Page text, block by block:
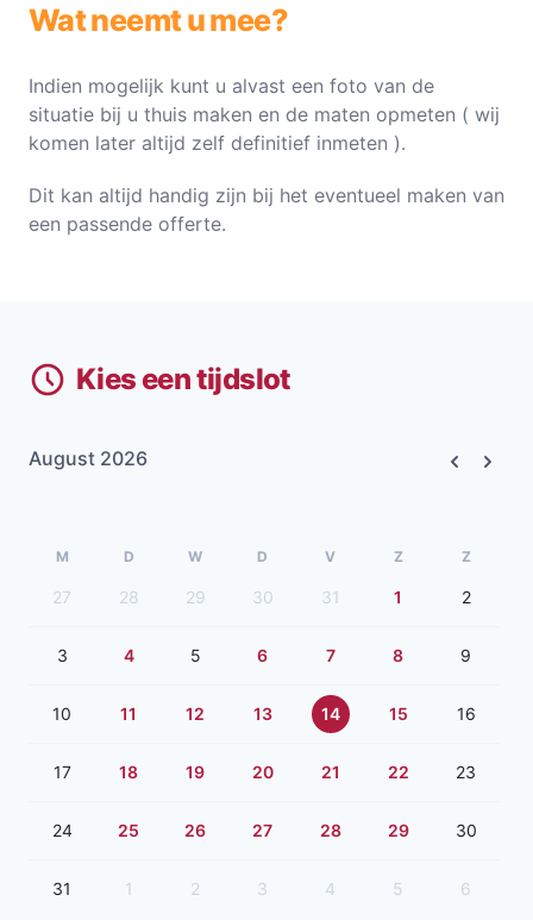
Wat neemt u mee?
Indien mogelijk kunt u alvast een foto van de
situatie bij u thuis maken en de maten opmeten ( wij
komen later altijd zelf definitief inmeten ).
Dit kan altijd handig zijn bij het eventueel maken van
een passende offerte.
Kies een tijdslot
August 2026
M D W D V Z Z
27 28 29 30 31 1 2
3 4 5 6 7 8 9
10 11 12 13 14 15 16
17 18 19 20 21 22 23
24 25 26 27 28 29 30
31 1 2 3 4 5 6